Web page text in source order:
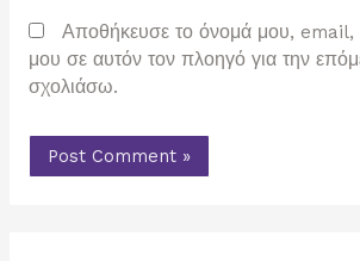
Αποθήκευσε το όνομά μου, email,
μου σε αυτόν τον πλοηγό για την
σχολιάσω.